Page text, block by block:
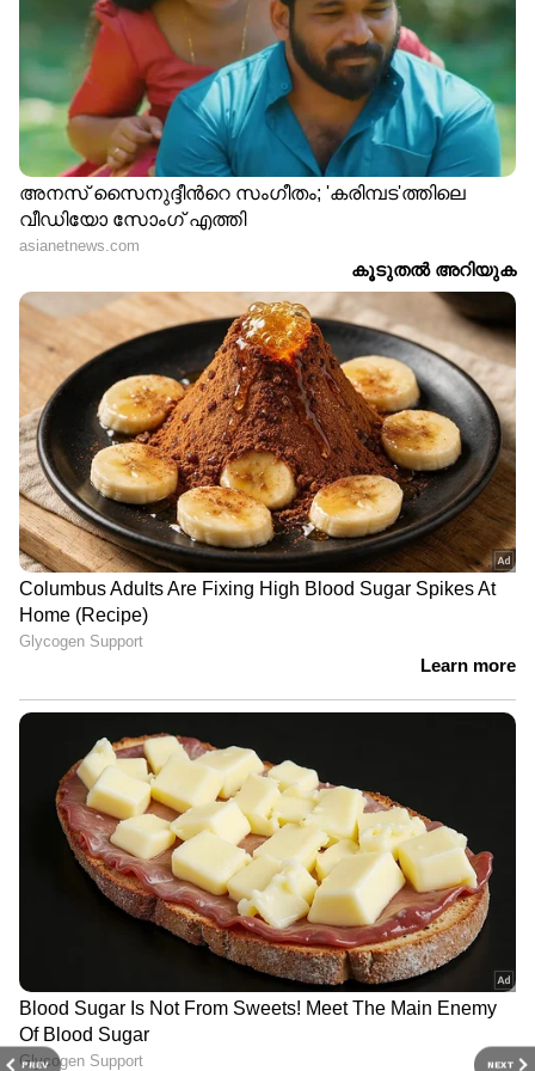
PREV NEXT
'എനിക്കും കിട്ടി ലോകക്കപ്പ്'
വർഷങ്ങൾക്ക് ശേഷം ആ നിമിഷത്തെ
കോർബെറ്റ്, ഫിഫയോട് അനുസ്മരിച്ചത്
ഇങ്ങനെയാണ്, "ഞാൻ അത് കയ്യിലെടുത്തു,
നല്ല ഭാരമുണ്ടായിരുന്നു. പക്ഷേ, അത്ര
വലിപ്പമൊന്നും ഉണ്ടായിരുന്നില്ല. അക്കാലത്ത്
ഐആർഎ (Irish Republican Army) ബോംബ്
സ്ഫോടനങ്ങൾ നടത്തുന്ന സമയമായത്
കൊണ്ട് അതൊരു ബോംബായിരിക്കുമെന്നാണ്
ഞാൻ ആദ്യം കരുതിയത്. ഞാൻ അത് താഴെ
വെച്ചു, വീണ്ടും എടുത്തു. ഒടുവിൽ കൗതുകം
അടക്കാനാവാതെ ഞാൻ അതിന്‍റെ
അടിഭാഗത്തെ പേപ്പർ അല്പം കീറി നോക്കി.
അവിടെ ഒരു പ്ലെയിൻ ഡിസ്ക് കണ്ടു. ബാക്കി
ഭാഗം കൂടി കീറിയപ്പോൾ അതിൽ ബ്രസീൽ,
ജർമ്മനി, ഉറുഗ്വേ എന്നീ പേരുകൾ
എഴുതിയിരിക്കുന്നത് കണ്ടു! ഞാൻ വേഗം
വീട്ടിലേക്ക് ഓടിച്ചെന്ന് ഭാര്യയോട് പറഞ്ഞു:
'എനിക്ക് ലോകകപ്പ് കിട്ടിയെന്ന് തോന്നുന്നു!'"
കോർബെറ്റ് ഉടൻ തന്നെ ട്രോഫിയുമായി കാനൻ
അവിശ്വസനീയമായ കണ്ടെത്തൽ കാരണം
പൊലീസ് ആദ്യം കോർബെറ്റിനെത്തന്നെയാണ്
പ്രതിയായി സംശയിച്ചത്. മണിക്കൂറുകൾ നീണ്ട
ചോദ്യം ചെയ്യലിനൊടുവിൽ കോർബെറ്റിന്
ഇതിൽ പങ്കില്ലെന്ന് പൊലീസ് സ്ഥിരീകരിച്ചു.
പക്ഷേ, ആരാണ് ആ ട്രോഫി അവിടെക്കൊണ്ട്
ഒളിപ്പിച്ചത് എന്ന് കണ്ടെത്താൻ അന്വേഷണ
സംഘത്തിന് ഇനിയും കഴിഞ്ഞില്ല.
ഒറ്റരാത്രി കൊണ്ട് താരമായ വളർത്തു നായ